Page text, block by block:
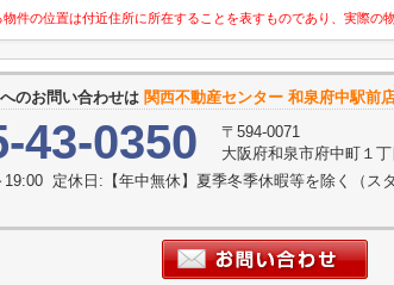
件の位置は付近住所に所在することを表すものであり、実際の
へのお問い合わせは 関西不動産センター 和泉府中駅前
43-0350
〒594-0071
大阪府和泉市府中町１
19:00 定休日:【年中無休】夏季冬季休暇等を除く（ス